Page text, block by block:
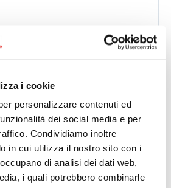
i cookie
personalizzare contenuti ed
dei social media e per
Condividiamo inoltre
in cui utilizza il nostro sito con i
di analisi dei dati web,
i quali potrebbero combinarle